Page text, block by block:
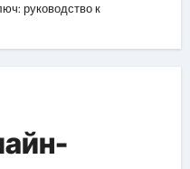
руководство к